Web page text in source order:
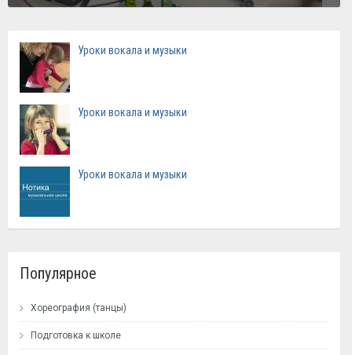
Уроки вокала и музыки
Уроки вокала и музыки
Уроки вокала и музыки
Популярное
Хореография (танцы)
Подготовка к школе